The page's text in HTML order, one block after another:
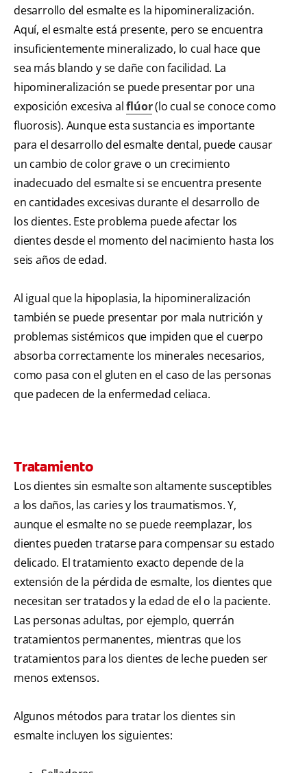
desarrollo del esmalte es la hipomineralización.
Aquí, el esmalte está presente, pero se encuentra
insuficientemente mineralizado, lo cual hace que
sea más blando y se dañe con facilidad. La
hipomineralización se puede presentar por una
exposición excesiva alflúor(lo cual se conoce como
fluorosis). Aunque esta sustancia es importante
para el desarrollo del esmalte dental, puede causar
un cambio de color grave o un crecimiento
inadecuado del esmalte si se encuentra presente
en cantidades excesivas durante el desarrollo de
los dientes. Este problema puede afectar los
dientes desde el momento del nacimiento hasta los
seis años de edad.
Al igual que la hipoplasia, la hipomineralización
también se puede presentar por mala nutrición y
problemas sistémicos que impiden que el cuerpo
absorba correctamente los minerales necesarios,
como pasa con el gluten en el caso de las personas
que padecen de la enfermedad celiaca.
Tratamiento
Los dientes sin esmalte son altamente susceptibles
a los daños, las caries y los traumatismos. Y,
aunque el esmalte no se puede reemplazar, los
dientes pueden tratarse para compensar su estado
delicado. El tratamiento exacto depende de la
extensión de la pérdida de esmalte, los dientes que
necesitan ser tratados y la edad de el o la paciente.
Las personas adultas, por ejemplo, querrán
tratamientos permanentes, mientras que los
tratamientos para los dientes de leche pueden ser
menos extensos.
Algunos métodos para tratar los dientes sin
esmalte incluyen los siguientes: